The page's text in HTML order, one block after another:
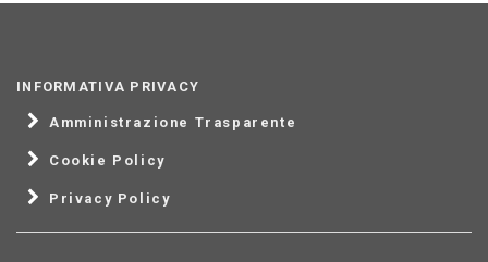
INFORMATIVA PRIVACY
Amministrazione Trasparente
Cookie Policy
Privacy Policy